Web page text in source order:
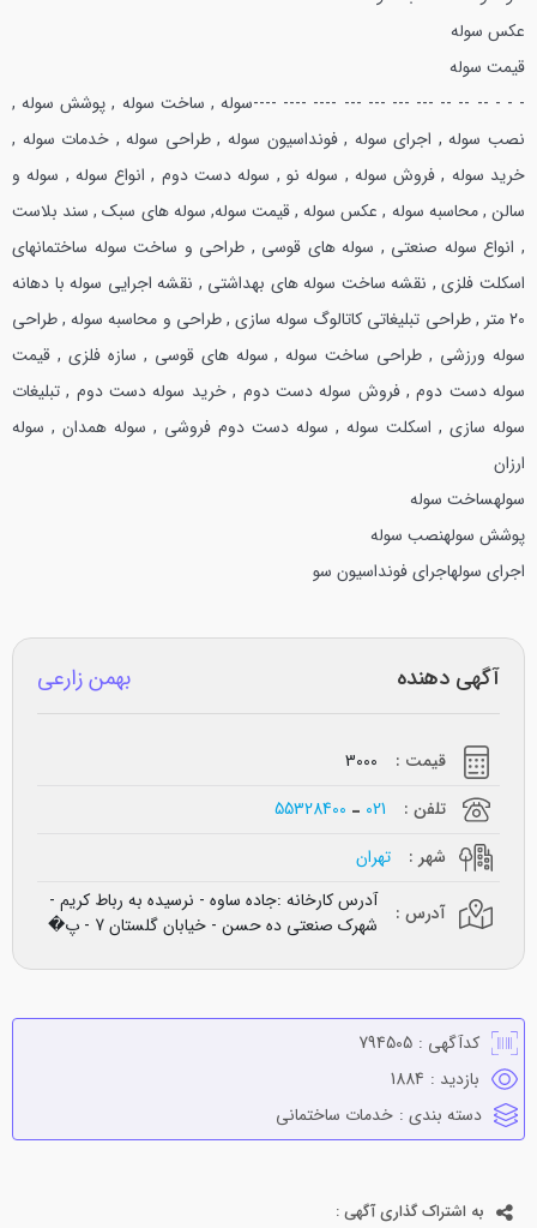
عكس سوله
قيمت سوله
- - - -- -- -- --- --- --- --- ---- ---- ----سوله , ساخت سوله , پوشش سوله ,
نصب سوله , اجراي سوله , فونداسيون سوله , طراحي سوله , خدمات سوله ,
خريد سوله , فروش سوله , سوله نو , سوله دست دوم , انواع سوله , سوله و
سالن , محاسبه سوله , عكس سوله , قيمت سوله, سوله هاي سبك , سند بلاست
, انواع سوله صنعتي , سوله هاي قوسي , طراحي و ساخت سوله ساختمانهاي
اسكلت فلزي , نقشه ساخت سوله هاي بهداشتي , نقشه اجرايي سوله با دهانه
20 متر , طراحي تبليغاتي كاتالوگ سوله سازي , طراحي و محاسبه سوله , طراحي
سوله ورزشي , طراحي ساخت سوله , سوله هاي قوسي , سازه فلزي , قيمت
سوله دست دوم , فروش سوله دست دوم , خريد سوله دست دوم , تبليغات
سوله سازي , اسكلت سوله , سوله دست دوم فروشي , سوله همدان , سوله
ارزان
سولهساخت سوله
پوشش سولهنصب سوله
اجراي سولهاجراي فونداسيون سو
آگهی دهنده بهمن زارعی
قیمت :
3000
تلفن :
021
55328400
شهر :
تهران
آدرس :
آدرس کارخانه :جاده ساوه - نرسیده به رباط کریم -
شهرک صنعتی ده حسن - خیابان گلستان 7 - پ�
کدآگهی : 794505
بازدید : 1884
دسته بندی : خدمات ساختماني
به اشتراک گذاری آگهی :